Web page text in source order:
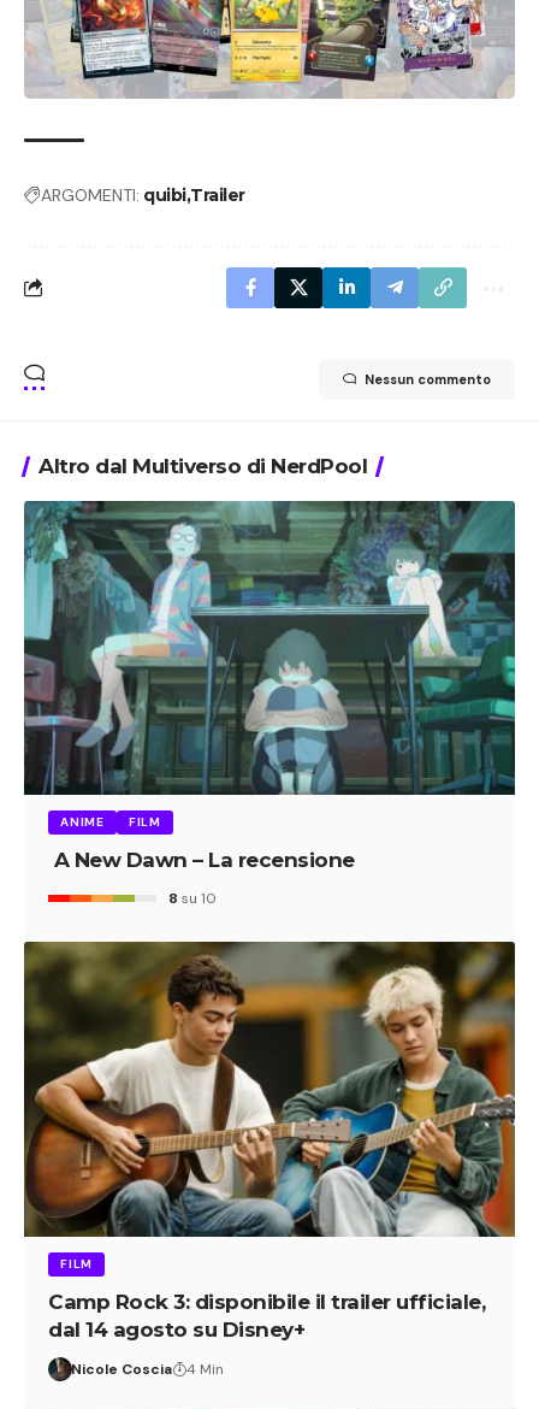
ARGOMENTI: quibiTrailer
Nessun commento
Altro dal Multiverso di NerdPool
ANIME FILM
A New Dawn – La recensione
8 su 10
FILM
Camp Rock 3: disponibile il trailer ufficiale,
dal 14 agosto su Disney+
Nicole Coscia 4 Min